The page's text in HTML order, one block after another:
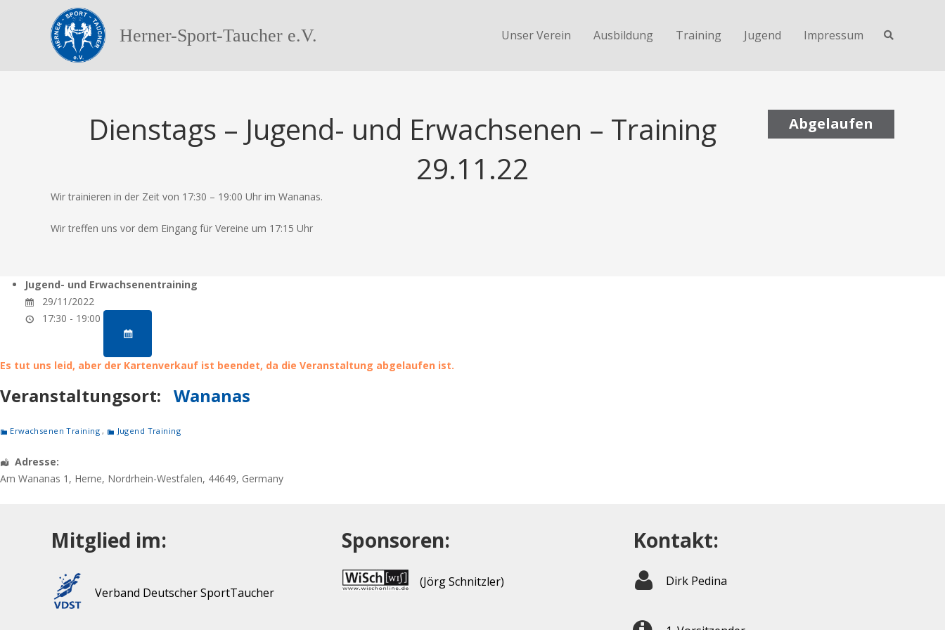
Herner-Sport-Taucher e.V. Unser Verein Ausbildung Training Jugend Impressum
Abgelaufen
Dienstags – Jugend- und Erwachsenen – Training
29.11.22
Wir trainieren in der Zeit von 17:30 – 19:00 Uhr im Wananas.
Wir treffen uns vor dem Eingang für Vereine um 17:15 Uhr
Jugend- und Erwachsenentraining
29/11/2022
17:30 - 19:00
Es tut uns leid, aber der Kartenverkauf ist beendet, da die Veranstaltung abgelaufen ist.
Veranstaltungsort: Wananas
Erwachsenen Training, Jugend Training
Adresse:
Am Wananas 1 , Herne, Nordrhein-Westfalen, 44649, Germany
Mitglied im:
Verband Deutscher SportTaucher
Sponsoren:
(Jörg Schnitzler)
Kontakt:
Dirk Pedina